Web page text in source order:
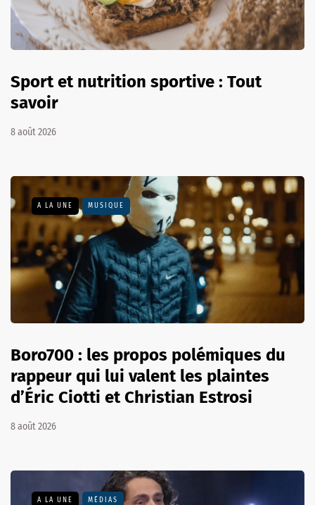
Sport et nutrition sportive : Tout
savoir
8 août 2026
A LA UNE MUSIQUE
Boro700 : les propos polémiques du
rappeur qui lui valent les plaintes
d’Éric Ciotti et Christian Estrosi
8 août 2026
A LA UNE MÉDIAS